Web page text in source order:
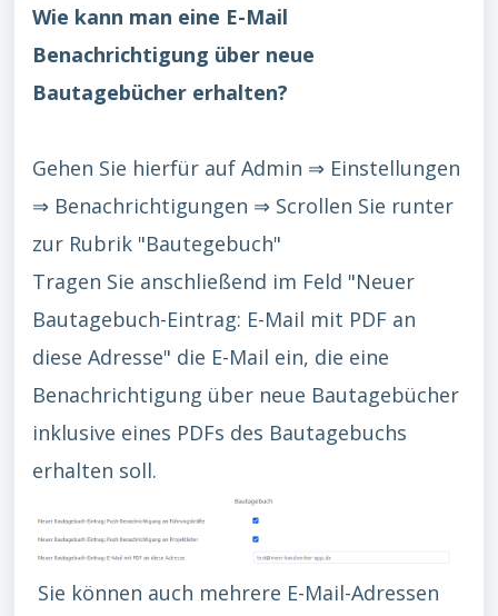
Wie kann man eine E-Mail
Benachrichtigung über neue
Bautagebücher erhalten?
Gehen Sie hierfür auf Admin ⇒ Einstellungen
⇒ Benachrichtigungen ⇒ Scrollen Sie runter
zur Rubrik "Bautegebuch"
Tragen Sie anschließend im Feld "Neuer
Bautagebuch-Eintrag: E-Mail mit PDF an
diese Adresse" die E-Mail ein, die eine
Benachrichtigung über neue Bautagebücher
inklusive eines PDFs des Bautagebuchs
erhalten soll.
Sie können auch mehrere E-Mail-Adressen